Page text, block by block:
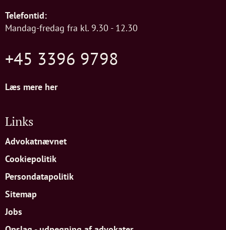
Telefontid:
Mandag-fredag fra kl. 9.30 - 12.30
+45 3396 9798
Læs mere her
Links
Advokatnævnet
Cookiepolitik
Persondatapolitik
Sitemap
Jobs